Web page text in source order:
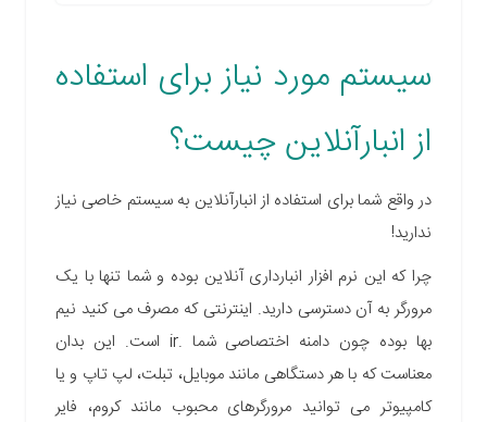
سیستم مورد نیاز برای استفاده
از انبارآنلاین چیست؟
در واقع شما برای استفاده از انبارآنلاین به سیستم خاصی نیاز
ندارید!
چرا که این نرم افزار انبارداری آنلاین بوده و شما تنها با یک
مرورگر به آن دسترسی دارید. اینترنتی که مصرف می کنید نیم
بها بوده چون دامنه اختصاصی شما .ir است. این بدان
معناست که با هر دستگاهی مانند موبایل، تبلت، لپ تاپ و یا
کامپیوتر می توانید مرورگرهای محبوب مانند کروم، فایر